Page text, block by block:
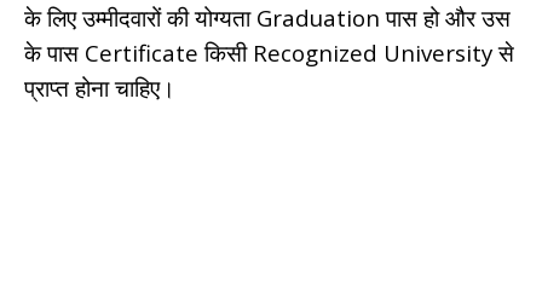
के लिए उम्मीदवारों की योग्यता Graduation पास हो और उस
के पास Certificate किसी Recognized University से
प्राप्त होना चाहिए।